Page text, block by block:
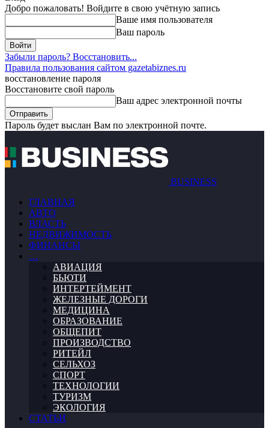
Добро пожаловать! Войдите в свою учётную запись
Ваше имя пользователя
Ваш пароль
Забыли пароль? Восстановить...
Правила пользования сайтом gazetabiznes.ru
восстановление пароля
Восстановите свой пароль
Ваш адрес электронной почты
Пароль будет выслан Вам по электронной почте.
BUSINESS
ГЛАВНАЯ
АВТО
ВЛАСТЬ
НЕДВИЖИМОСТЬ
ФИНАНСЫ
…
АВИАЦИЯ
БЬЮТИ
ИНТЕРТЕЙМЕНТ
ЖЕЛЕЗНЫЕ ДОРОГИ
МЕДИЦИНА
ОБРАЗОВАНИЕ
ОБЩЕПИТ
ПРОИЗВОДСТВО
РИТЕЙЛ
СЕЛЬХОЗ
СПОРТ
ТЕХНОЛОГИИ
ТУРИЗМ
ЭКОЛОГИЯ
СТАТЬИ